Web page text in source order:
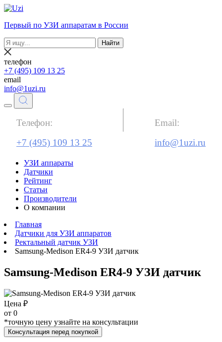
Первый по УЗИ аппаратам в России
Найти
телефон
+7 (495) 109 13 25
email
info@1uzi.ru
Телефон:
+7 (495) 109 13 25
Email:
info@1uzi.ru
УЗИ аппараты
Датчики
Рейтинг
Статьи
Производители
О компании
Главная
Датчики для УЗИ аппаратов
Ректальный датчик УЗИ
Samsung-Medison ER4-9 УЗИ датчик
Samsung-Medison ER4-9 УЗИ датчик
Цена ₽
от 0
*точную цену узнайте на консультации
Консультация перед покупкой